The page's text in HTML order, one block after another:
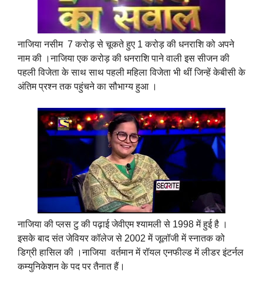
नाजिया नसीम 7 करोड़ से चूकते हुए 1 करोड़ की धनराशि को अपने
नाम की ।नाजिया एक करोड़ की धनराशि पाने वाली इस सीजन की
पहली विजेता के साथ साथ पहली महिला विजेता भी थीं जिन्हें केबीसी के
अंतिम प्रश्न तक पहुंचने का सौभाग्य हुआ ।
नाजिया की प्लस टु की पढ़ाई जेवीएम श्यामली से 1998 में हुई है ।
इसके बाद संत जेवियर कॉलेज से 2002 में जूलॉजी में स्नातक को
डिग्री हासिल की ।नाजिया वर्तमान में रॉयल एनफील्ड में लीडर इंटर्नल
कम्युनिकेशन के पद पर तैनात हैं।